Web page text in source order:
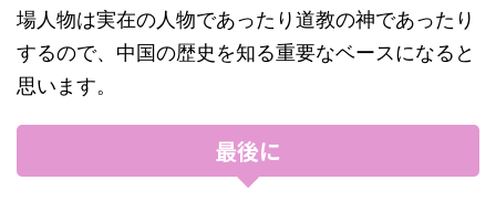
場人物は実在の人物であったり道教の神であったり
するので、中国の歴史を知る重要なベースになると
思います。
最後に